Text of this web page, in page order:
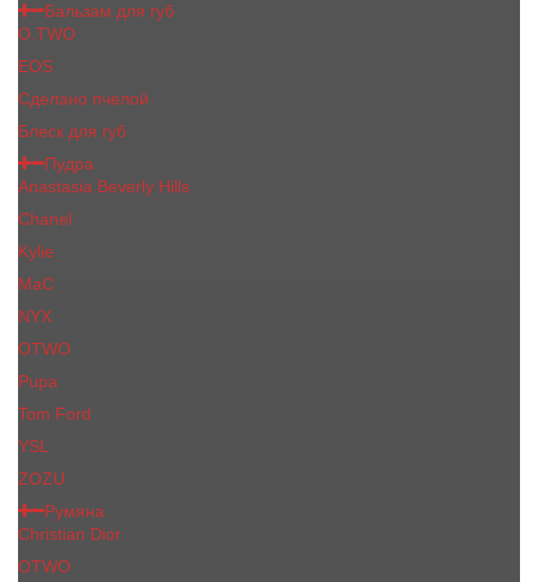
Бальзам для губ
O.TWO
EOS
Сделано пчелой
Блеск для губ
Пудра
Anastasia Beverly Hills
Chanel
Kylie
MaC
NYX
OTWO
Pupa
Tom Ford
YSL
ZOZU
Румяна
Christian Dior
OTWO